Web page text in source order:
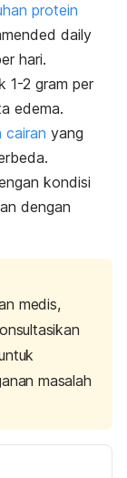
protein
daily
hari.
1-2 gram per
edema.
cairan yang
kondisi
dengan
medis,
masalah